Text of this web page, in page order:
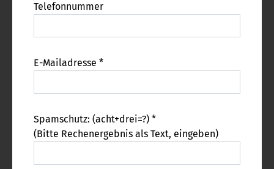
Telefonnummer
E-Mailadresse *
Spamschutz: (acht+drei=?) *
(Bitte Rechenergebnis als Text, eingeben)